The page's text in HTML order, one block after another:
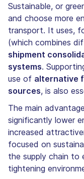
Sustainable, or
and choose more
transport. It uses,
(which combines
shipment
systems.
use of alternative
sources, is also
The main
significantly lower
increased
focused on
the supply chain to
tightening